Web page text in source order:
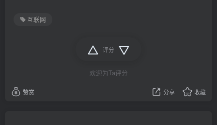
互联网
评分
欢迎为Ta评分
赞赏 分享 收藏